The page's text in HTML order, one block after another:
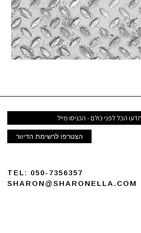
הצטרפו לרשימת הדיוור
TEL:050-7356357
SHARON@SHARONELLA.COM